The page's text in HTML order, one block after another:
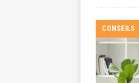
CONSEILS